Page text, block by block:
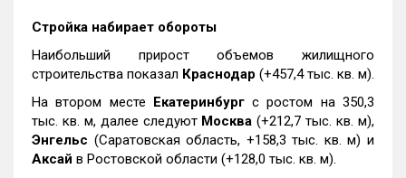
Стройка набирает обороты
Наибольший прирост объемов жилищного
строительства показал Краснодар (+457,4 тыс. кв. м).
На втором месте Екатеринбургс ростом на 350,3
тыс. кв. м, далее следуют Москва (+212,7 тыс. кв. м),
Энгельс (Саратовская область, +158,3 тыс. кв. м) и
Аксай в Ростовской области (+128,0 тыс. кв. м).